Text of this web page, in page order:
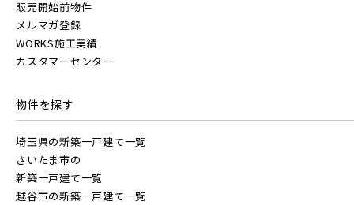
JR常磐線 [上野～仙台]
JR中央・総武線 [各駅停車]
JR総武線 [快速]
JR京葉線
近プロジェクト始動!!◆京成押上線「京成立石」駅徒歩10分◆
京成本線「お花茶屋」駅徒歩15分〈3駅2路線...
地図内の物件アイコンを
クリックすると
このカコミに
物件概要が表示されます
埼玉県川口市
八千代市(1)
白井市(0)
千葉・常磐エリア(16)
守谷市(0) 松戸市(4)
柏市(3)
販売開始前物件
メルマガ登録
WORKS施工実績
カスタマーセンター
物件を探す
埼玉県の新築一戸建て一覧
さいたま市の
新築一戸建て一覧
越谷市の新築一戸建て一覧